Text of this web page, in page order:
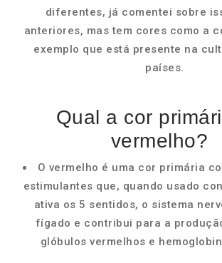
diferentes, já comentei sobre
anteriores, mas tem cores como a
exemplo que está presente na
países.
Qual a cor
vermelho?
O vermelho é uma cor primária
estimulantes que, quando usado
ativa os 5 sentidos, o sistema
fígado e contribui para a
glóbulos vermelhos e